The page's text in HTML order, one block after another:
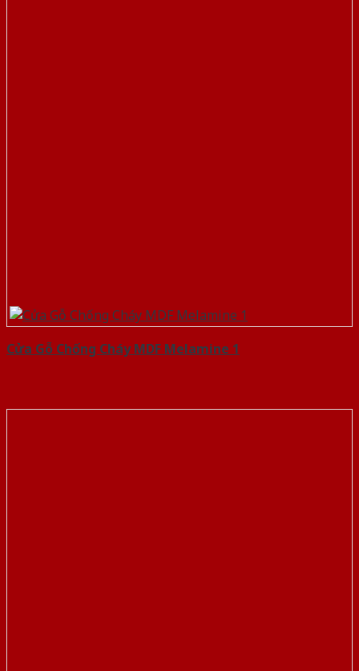
Cửa Gỗ Chống Cháy MDF Melamine 1